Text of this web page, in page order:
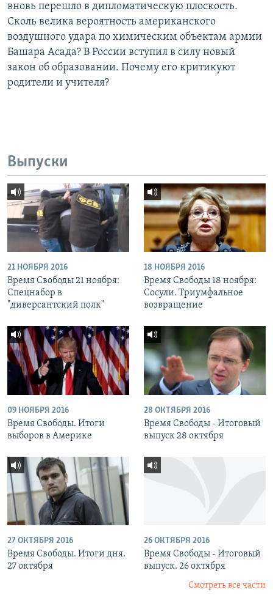
вновь перешло в дипломатическую плоскость.
Сколь велика вероятность американского
воздушного удара по химическим объектам армии
Башара Асада? В России вступил в силу новый
закон об образовании. Почему его критикуют
родители и учителя?
Выпуски
21 НОЯБРЯ 2016
Время Свободы 21 ноября:
Спецнабор в
"диверсантский полк"
18 НОЯБРЯ 2016
Время Свободы 18 ноября:
Сосули. Триумфальное
возвращение
09 НОЯБРЯ 2016
Время Свободы. Итоги
выборов в Америке
28 ОКТЯБРЯ 2016
Время Свободы - Итоговый
выпуск 28 октября
27 ОКТЯБРЯ 2016
Время Свободы. Итоги дня.
27 октября
26 ОКТЯБРЯ 2016
Время Свободы - Итоговый
выпуск. 26 октября
Смотреть все части